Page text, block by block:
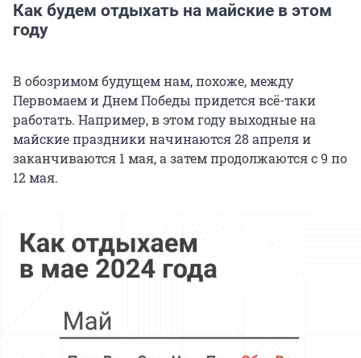
Как будем отдыхать на майские в этом
году
В обозримом будущем нам, похоже, между
Первомаем и Днем Победы придется всё-таки
работать. Например, в этом году выходные на
майские праздники начинаются 28 апреля и
заканчиваются 1 мая, а затем продолжаются с 9 по
12 мая.